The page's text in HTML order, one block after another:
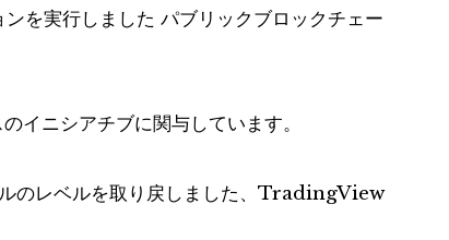
を実行しました パブリックブロックチェー
イニシアチブに関与しています。
レベルを取り戻しました、TradingView